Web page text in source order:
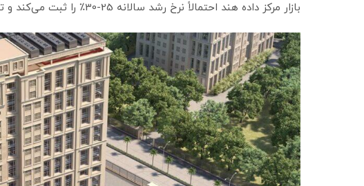
بازار مرکز داده هند احتمالاً نرخ رشد سالانه 25-30٪ را ثبت می‌کند و تا سال 2025 به 5 میلیارد دلار می‌رسد.